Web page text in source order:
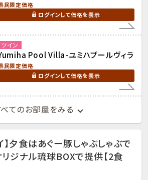
民限定価格
ログインして価格を表示
ツイン
Pool Villa-ユミハプールヴィラ
民限定価格
ログインして価格を表示
てのお部屋をみる
】夕食はあぐー豚しゃぶしゃぶで
ジナル琉球BOXで提供【2食